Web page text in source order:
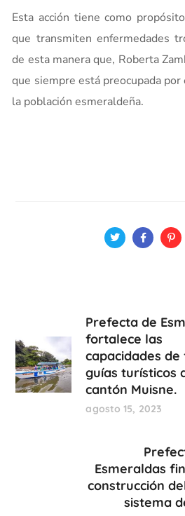
Esta acción tiene como
que transmiten enfermedades
de esta manera que, Roberta
que siempre está preocupada
la población esmeraldeña.
Prefecta de
fortalece las
capacidades
guías turísticos
cantón Muisne.
agosto 15, 2023
Esmeraldas
construcción
sistema